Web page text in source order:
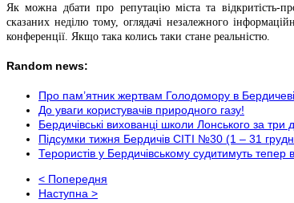
Як можна дбати про репутацію міста та відкритість-
сказаних неділю тому, оглядачі незалежного
конференції. Якщо така колись таки стане реальністю.
Random news:
Про пам’ятник жертвам Голодомору в
До уваги користувачів природного газу!
Бердичівські вихованці школи Лонського за три
Підсумки тижня Бердичів СІТІ №30 (1 – 31
Терористів у Бердичівському судитимуть тепер
< Попередня
Наступна >